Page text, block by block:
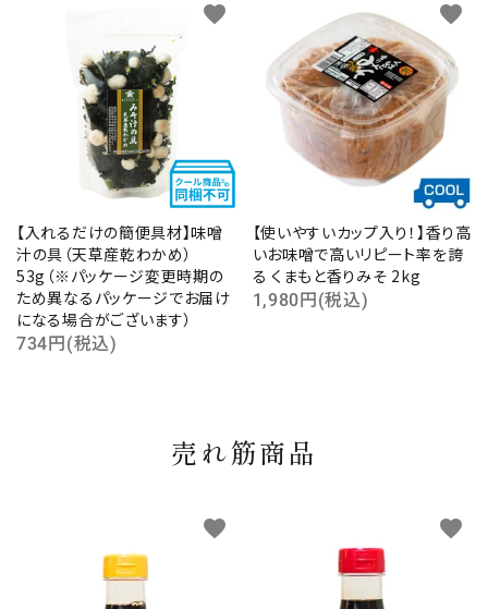
【入れるだけの簡便具材】味噌
汁の具（天草産乾わかめ）
53g（※パッケージ変更時期の
ため異なるパッケージでお届け
になる場合がございます）
734円(税込)
favorite
【使いやすいカップ入り！】香り高
いお味噌で高いリピート率を誇
る くまもと香りみそ 2kg
1,980円(税込)
favorite
売れ筋商品
favorite favorite